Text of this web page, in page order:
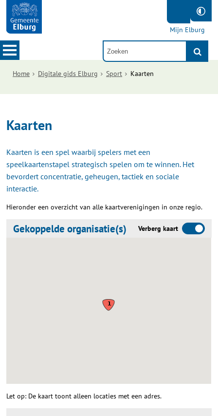
Mijn Elburg
Home Digitale gids Elburg Sport Kaarten
Kaarten
Kaarten is een spel waarbij spelers met een
speelkaartenstapel strategisch spelen om te winnen. Het
bevordert concentratie, geheugen, tactiek en sociale
interactie.
Hieronder een overzicht van alle kaartverenigingen in onze regio.
Gekoppelde organisatie(s) Verberg kaart
Let op: De kaart toont alleen locaties met een adres.